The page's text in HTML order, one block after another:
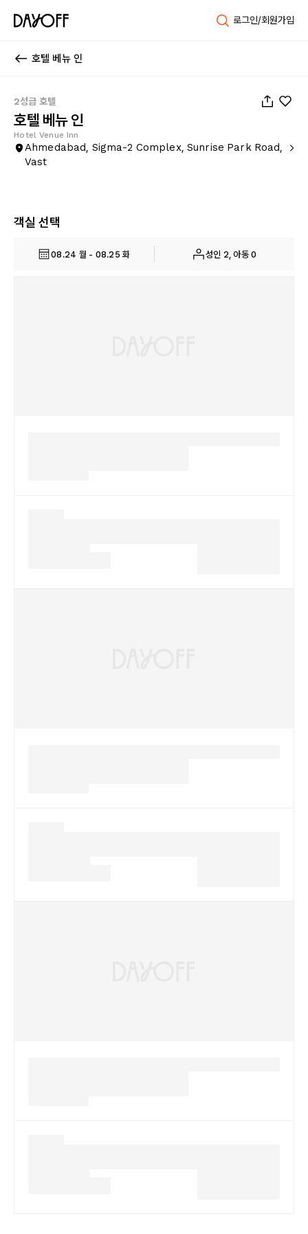
로그인/회원가입
호텔 베뉴 인
2성급 호텔
호텔 베뉴 인
Hotel Venue Inn
Ahmedabad, Sigma-2 Complex, Sunrise Park Road,
Vast
객실 선택
08.24 월 - 08.25 화 성인 2, 아동 0